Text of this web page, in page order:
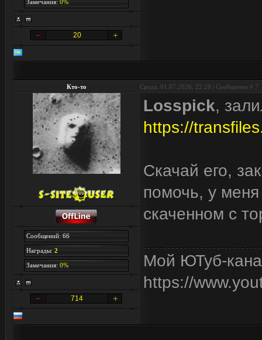
Замечания: 0%
20
Кто-то Среда, 01.07.2026, 22:28 | Сообщение # 7
Сообщений: 66
Награды: 2
Замечания: 0%
714
Losspick,
https://
Скачай его,
помочь, у
скаченном с
Мой ЮТуб-
https://